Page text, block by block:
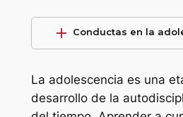
add Conductas en la
La adolescencia es una
desarrollo de la